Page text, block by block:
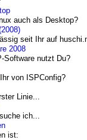
auch als Desktop?
seit Ihr auf
2008
Software nutzt Du?
von ISPConfig?
Linie...
ich...
ist: